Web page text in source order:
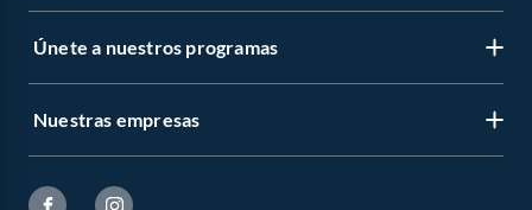
Información legal
Vende en falabella.com
Venta Empresa
Únete a nuestros programas
CMR Puntos
Nuestras empresas
falabella.com